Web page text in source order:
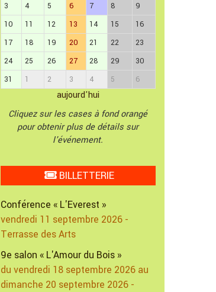
3
4 5 6 7 8
9
10
11 12 13 14 15
16
17
18 19 20 21 22
23
24
25 26 27 28 29
30
31
1 2 3 4 5 6
aujourd'hui
Cliquez sur les cases à fond orangé
pour obtenir plus de détails sur
l'événement.
BILLETTERIE
Conférence « L'Everest »
vendredi 11 septembre 2026 -
Terrasse des Arts
9e salon « L'Amour du Bois »
du vendredi 18 septembre 2026 au
dimanche 20 septembre 2026 -